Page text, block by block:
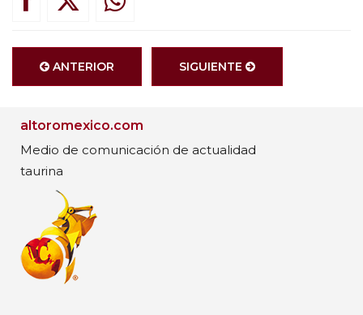
ANTERIOR SIGUIENTE
altoromexico.com
Medio de comunicación de actualidad
taurina